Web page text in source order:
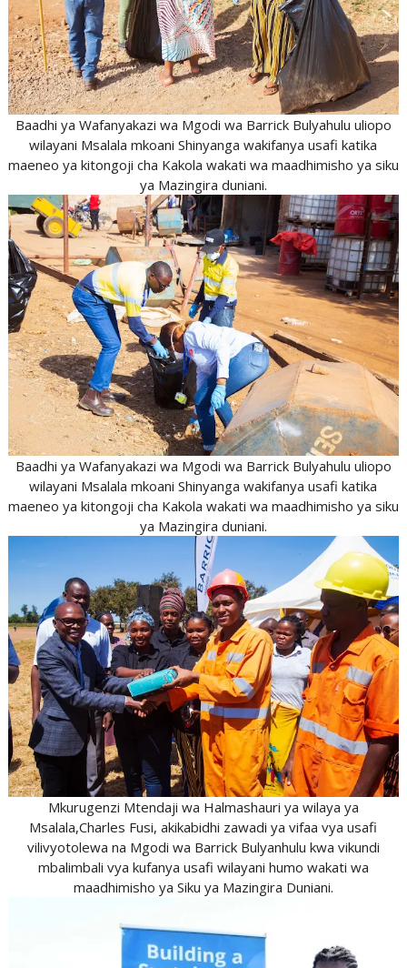
Baadhi ya Wafanyakazi wa Mgodi wa Barrick Bulyahulu uliopo
wilayani Msalala mkoani Shinyanga wakifanya usafi katika
maeneo ya kitongoji cha Kakola wakati wa maadhimisho ya siku
ya Mazingira duniani.
Baadhi ya Wafanyakazi wa Mgodi wa Barrick Bulyahulu uliopo
wilayani Msalala mkoani Shinyanga wakifanya usafi katika
maeneo ya kitongoji cha Kakola wakati wa maadhimisho ya siku
ya Mazingira duniani.
Mkurugenzi Mtendaji wa Halmashauri ya wilaya ya
Msalala,Charles Fusi, akikabidhi zawadi ya vifaa vya usafi
vilivyotolewa na Mgodi wa Barrick Bulyanhulu kwa vikundi
mbalimbali vya kufanya usafi wilayani humo wakati wa
maadhimisho ya Siku ya Mazingira Duniani.